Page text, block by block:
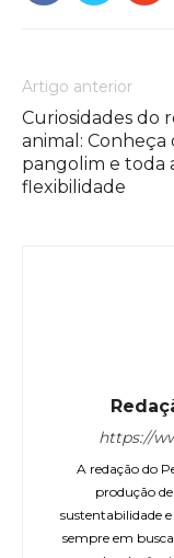
Artigo anterior
Curiosidades do
animal: Conheça
pangolim e toda
flexibilidade
https://
A redação do
produção
sustentabilidade
sempre em